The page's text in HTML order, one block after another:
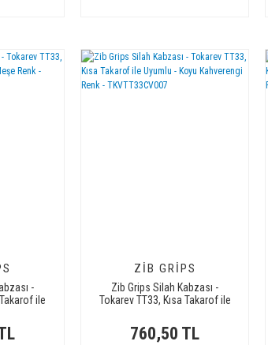
-
ile
ZIB GRIPS
Zib Grips Silah Kabzası -
Tokarev TT33, Kısa Takarof ile
- TKVTT33CV007
760,50 TL